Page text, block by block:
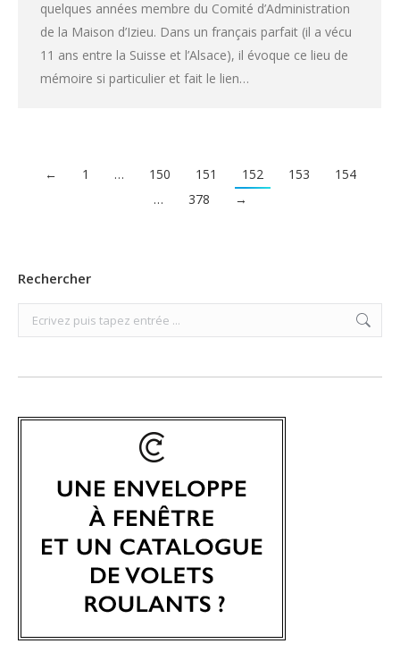
quelques années membre du Comité d’Administration
de la Maison d’Izieu. Dans un français parfait (il a vécu
11 ans entre la Suisse et l’Alsace), il évoque ce lieu de
mémoire si particulier et fait le lien…
← 1 … 150 151 152 153
154
…
378 →
Rechercher
Search: